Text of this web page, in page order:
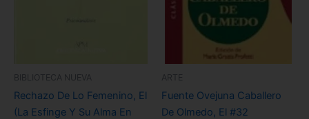
BIBLIOTECA NUEVA
Rechazo De Lo Femenino, El
(La Esfinge Y Su Alma En
ARTE
Fuente Ovejuna Caballero
De Olmedo, El #32